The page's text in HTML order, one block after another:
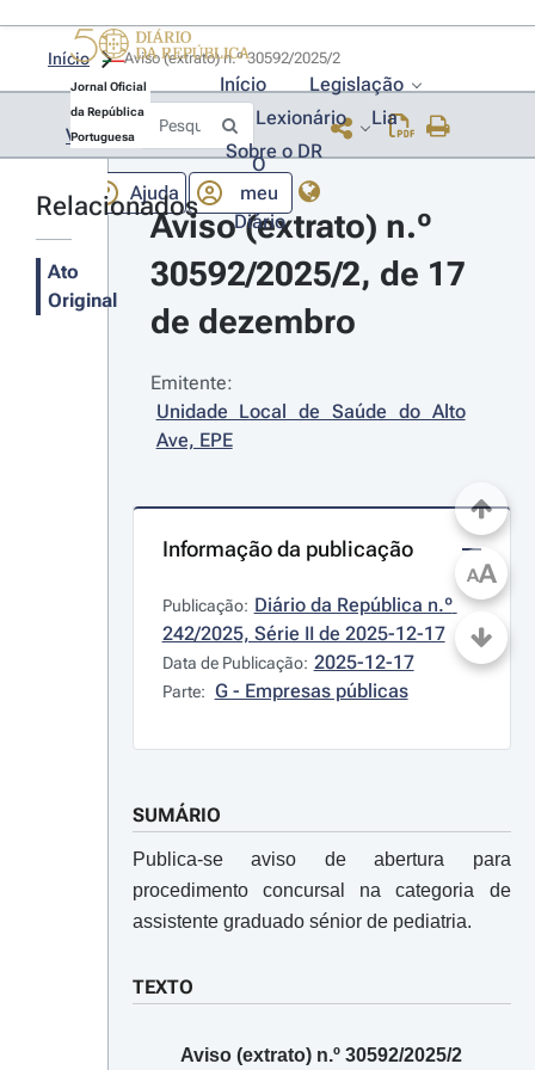
Jornal Oficial
da República
Portuguesa
Início
Legislação
Lexionário
Lia
Sobre o DR
Ajuda
O
meu
Diário
Início
Voltar
Relacionados
Ato
Original
Aviso (extrato) n.º
30592/2025/2, de 17
de dezembro
Emitente:
Unidade Local de Saúde do Alto
Ave, EPE
Informação da publicação
Publicação: Diário da República n.º
242/2025, Série II de 2025-12-17
Data de Publicação: 2025-12-17
Parte: G - Empresas públicas
SUMÁRIO
Publica-se aviso de abertura para
procedimento concursal na categoria de
assistente graduado sénior de pediatria.
TEXTO
Aviso (extrato) n.º 30592/2025/2
AA